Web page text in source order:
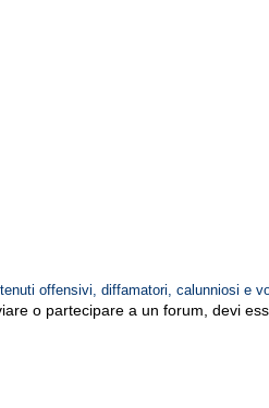
offensivi, diffamatori, calunniosi e
o partecipare a un forum, devi